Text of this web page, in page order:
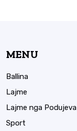
MENU
Ballina
Lajme
Lajme nga Podujeva
Sport